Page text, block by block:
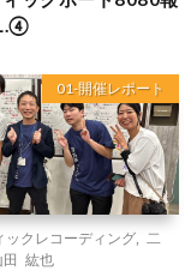
01-開催レポート
ックレコーディング
二
田 紘也